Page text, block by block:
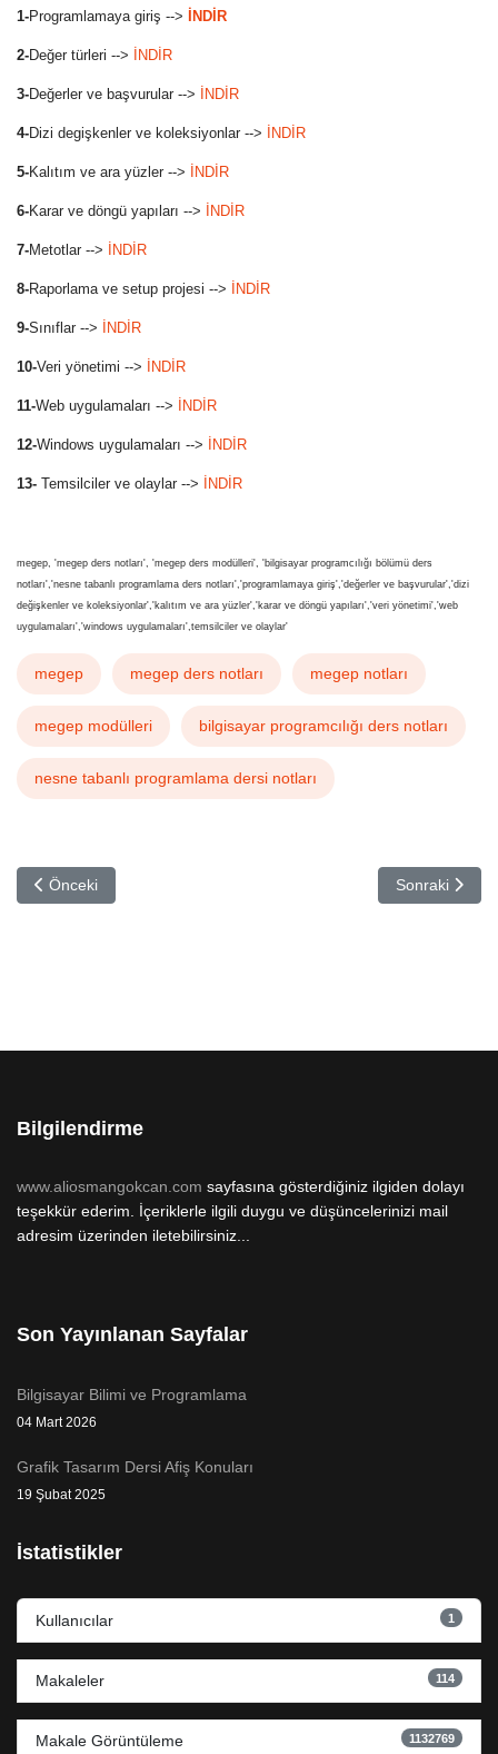
1-Programlamaya giriş --> İNDİR
2-Değer türleri --> İNDİR
3-Değerler ve başvurular --> İNDİR
4-Dizi degişkenler ve koleksiyonlar --> İNDİR
5-Kalıtım ve ara yüzler --> İNDİR
6-Karar ve döngü yapıları --> İNDİR
7-Metotlar --> İNDİR
8-Raporlama ve setup projesi --> İNDİR
9-Sınıflar --> İNDİR
10-Veri yönetimi --> İNDİR
11-Web uygulamaları --> İNDİR
12-Windows uygulamaları --> İNDİR
13- Temsilciler ve olaylar --> İNDİR
megep, 'megep ders notları', 'megep ders modülleri', 'bilgisayar programcılığı bölümü ders
notları','nesne tabanlı programlama ders notları','programlamaya giriş','değerler ve başvurular','dizi
değişkenler ve koleksiyonlar','kalıtım ve ara yüzler','karar ve döngü yapıları','veri yönetimi','web
uygulamaları','windows uygulamaları',temsilciler ve olaylar'
megep megep ders notları megep notları
megep modülleri bilgisayar programcılığı ders notları
nesne tabanlı programlama dersi notları
Önceki makale: Programlama Temelleri
Önceki Sonraki
Sonraki
Bilgilendirme
www.aliosmangokcan.com sayfasına gösterdiğiniz ilgiden dolayı
teşekkür ederim. İçeriklerle ilgili duygu ve düşüncelerinizi mail
adresim üzerinden iletebilirsiniz...
Son Yayınlanan Sayfalar
Bilgisayar Bilimi ve Programlama
04 Mart 2026
Grafik Tasarım Dersi Afiş Konuları
19 Şubat 2025
İstatistikler
Kullanıcılar 1
Makaleler 114
Makale Görüntüleme 1132769